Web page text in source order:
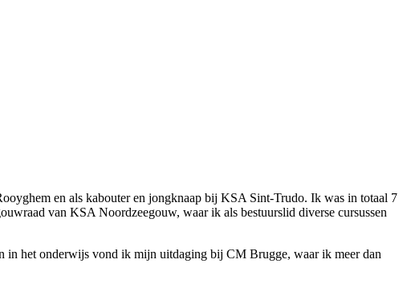
en als kabouter en jongknaap bij KSA Sint-Trudo. Ik was in totaal 7
van KSA Noordzeegouw, waar ik als bestuurslid diverse cursussen
het onderwijs vond ik mijn uitdaging bij CM Brugge, waar ik meer dan